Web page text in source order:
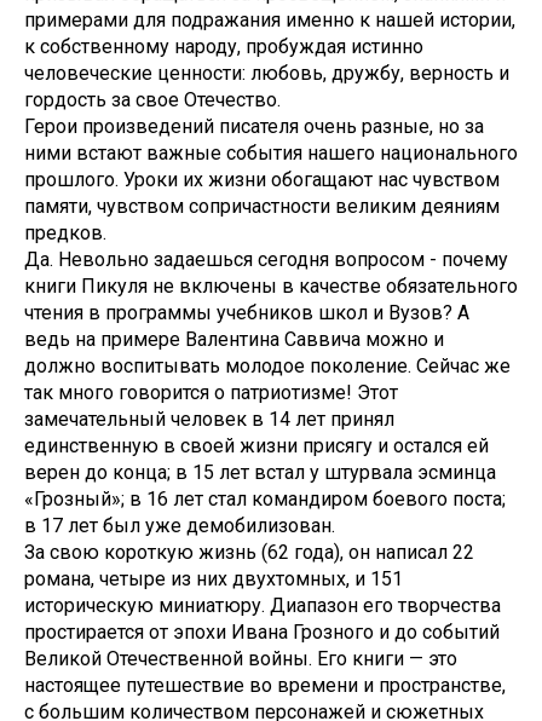
примерами для подражания именно к нашей истории,
к собственному народу, пробуждая истинно
человеческие ценности: любовь, дружбу, верность и
гордость за свое Отечество.
Герои произведений писателя очень разные, но за
ними встают важные события нашего национального
прошлого. Уроки их жизни обогащают нас чувством
памяти, чувством сопричастности великим деяниям
предков.
Да. Невольно задаешься сегодня вопросом - почему
книги Пикуля не включены в качестве обязательного
чтения в программы учебников школ и Вузов? А
ведь на примере Валентина Саввича можно и
должно воспитывать молодое поколение. Сейчас же
так много говорится о патриотизме! Этот
замечательный человек в 14 лет принял
единственную в своей жизни присягу и остался ей
верен до конца; в 15 лет встал у штурвала эсминца
«Грозный»; в 16 лет стал командиром боевого поста;
в 17 лет был уже демобилизован.
За свою короткую жизнь (62 года), он написал 22
романа, четыре из них двухтомных, и 151
историческую миниатюру. Диапазон его творчества
простирается от эпохи Ивана Грозного и до событий
Великой Отечественной войны. Его книги — это
настоящее путешествие во времени и пространстве,
с большим количеством персонажей и сюжетных